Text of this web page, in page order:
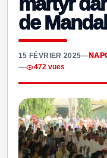
de
15 FÉVRIER 2025—
—
472 vues